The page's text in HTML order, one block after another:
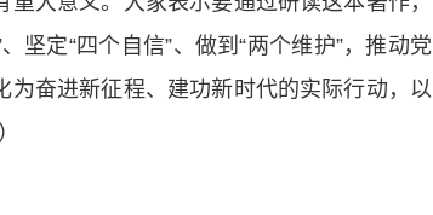
坚定“四个自信”、做到“两个维护”，推动党
奋进新征程、建功新时代的实际行动，以